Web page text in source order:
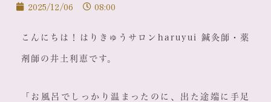
2025/12/06 08:00
こんにちは！はりきゅうサロンharuyui 鍼灸師・薬
剤師の井土利恵です。
「お風呂でしっかり温まったのに、出た途端に手足